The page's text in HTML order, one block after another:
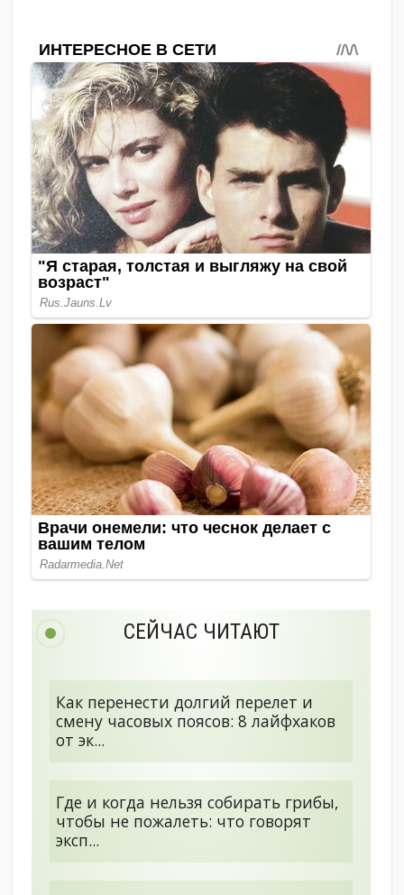
СЕЙЧАС ЧИТАЮТ
Как перенести долгий перелет и
смену часовых поясов: 8 лайфхаков
от эк...
Где и когда нельзя собирать грибы,
чтобы не пожалеть: что говорят
эксп...